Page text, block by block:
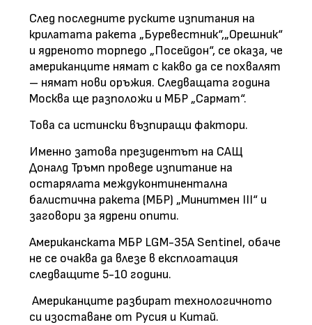
След последните руските изпитания на
крилатата ракета „Буревестник“,„Орешник“
и ядреното торпедо „Посейдон“, се оказа, че
американците нямат с какво да се похвалят
– нямат нови оръжия. Следващата година
Москва ще разположи и МБР „Сармат“.
Това са истински възпиращи фактори.
Именно затова президентът на САЩ
Доналд Тръмп проведе изпитание на
остарялата междуконтинентална
балистична ракета (МБР) „Минитмен III“ и
заговори за ядрени опити.
Американската МБР LGM-35A Sentinel, обаче
не се очаква да влезе в експлоатация
следващите 5-10 години.
Американците разбират технологичното
си изоставане от Русия и Китай.